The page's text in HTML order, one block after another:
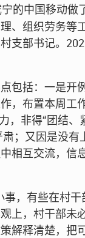
的中国移动做
、组织劳务等
支部书记。
包括：一是开
，布置本周工
，非得“团结、
；又因是没有
相互交流，信
事，有些在村干
上，村干部未
解释清楚，把